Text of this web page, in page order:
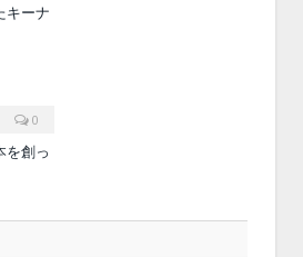
キーナ
0
を創っ